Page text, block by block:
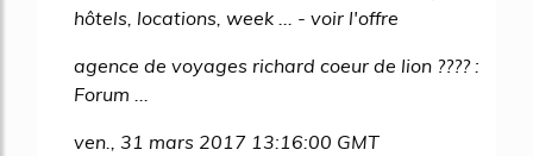
hôtels, locations, week ... - voir l'offre
agence de voyages richard coeur de lion ???? :
Forum ...
ven., 31 mars 2017 13:16:00 GMT